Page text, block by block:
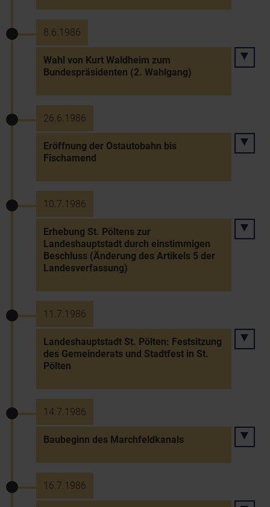
8.6.1986
Wahl von Kurt Waldheim zum
Bundespräsidenten (2. Wahlgang)
26.6.1986
Eröffnung der Ostautobahn bis
Fischamend
10.7.1986
Erhebung St. Pöltens zur
Landeshauptstadt durch einstimmigen
Beschluss (Änderung des Artikels 5 der
Landesverfassung)
11.7.1986
Landeshauptstadt St. Pölten: Festsitzung
des Gemeinderats und Stadtfest in St.
Pölten
14.7.1986
Baubeginn des Marchfeldkanals
16.7.1986